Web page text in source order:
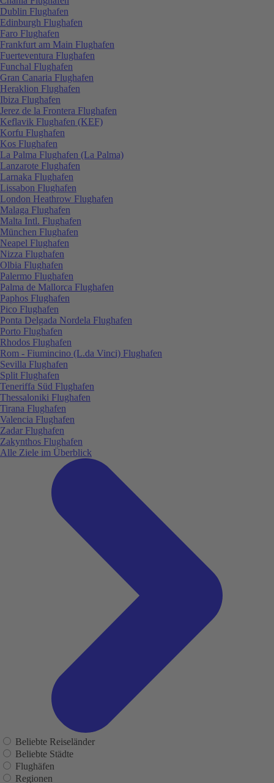
Dublin Flughafen
Edinburgh Flughafen
Faro Flughafen
Frankfurt am Main Flughafen
Fuerteventura Flughafen
Funchal Flughafen
Gran Canaria Flughafen
Heraklion Flughafen
Ibiza Flughafen
Jerez de la Frontera Flughafen
Keflavik Flughafen (KEF)
Korfu Flughafen
Kos Flughafen
La Palma Flughafen (La Palma)
Lanzarote Flughafen
Larnaka Flughafen
Lissabon Flughafen
London Heathrow Flughafen
Malaga Flughafen
Malta Intl. Flughafen
München Flughafen
Neapel Flughafen
Nizza Flughafen
Olbia Flughafen
Palermo Flughafen
Palma de Mallorca Flughafen
Paphos Flughafen
Pico Flughafen
Ponta Delgada Nordela Flughafen
Porto Flughafen
Rhodos Flughafen
Rom - Fiumincino (L.da Vinci) Flughafen
Sevilla Flughafen
Split Flughafen
Teneriffa Süd Flughafen
Thessaloniki Flughafen
Tirana Flughafen
Valencia Flughafen
Zadar Flughafen
Zakynthos Flughafen
Alle Ziele im Überblick
Beliebte Reiseländer
Beliebte Städte
Flughäfen
Regionen